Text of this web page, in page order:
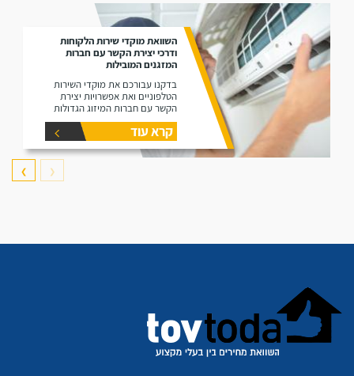
השוואת מוקדי שירות הלקוחות
ודרכי יצירת הקשר עם חברות
המזגנים המובילות
בדקנו עבורכם את מוקדי השירות
הטלפוניים ואת אפשרויות יצירת
הקשר עם חברות המיזוג הגדולות
קרא עוד
❮
❯